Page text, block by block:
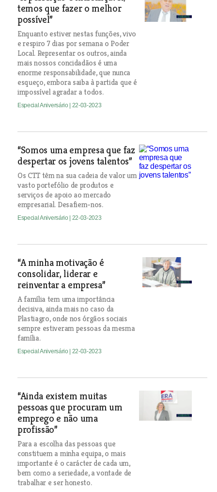
temos que fazer o melhor
possível”
Enquanto estiver nestas funções, vivo
e respiro 7 dias por semana o Poder
Local. Representar os outros, ainda
mais nossos concidadãos é uma
enorme responsabilidade, que nunca
esqueço, embora saiba à partida que é
impossível agradar a todos.
Especial Aniversário | 22-03-2023
“Somos uma empresa que faz
despertar os jovens talentos”
Os CTT têm na sua cadeia de valor um
vasto portefólio de produtos e
serviços de apoio ao mercado
empresarial. Desafiem-nos.
Especial Aniversário | 22-03-2023
“A minha motivação é
consolidar, liderar e
reinventar a empresa”
A família tem uma importância
decisiva, ainda mais no caso da
Plastiagro, onde nos órgãos sociais
sempre estiveram pessoas da mesma
família.
Especial Aniversário | 22-03-2023
“Ainda existem muitas
pessoas que procuram um
emprego e não uma
profissão”
Para a escolha das pessoas que
constituem a minha equipa, o mais
importante é o carácter de cada um,
bem como a seriedade, a vontade de
trabalhar e ser honesto.